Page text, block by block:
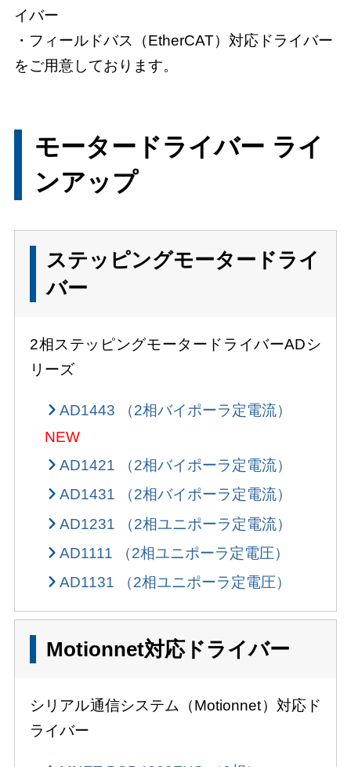
イバー
・フィールドバス（EtherCAT）対応ドライバー
をご用意しております。
モータードライバー ライ
ンアップ
ステッピングモータードライ
バー
2相ステッピングモータードライバーADシ
リーズ
AD1443 （2相バイポーラ定電流）
NEW
AD1421 （2相バイポーラ定電流）
AD1431 （2相バイポーラ定電流）
AD1231 （2相ユニポーラ定電流）
AD1111 （2相ユニポーラ定電圧）
AD1131 （2相ユニポーラ定電圧）
Motionnet対応ドライバー
シリアル通信システム（Motionnet）対応ド
ライバー